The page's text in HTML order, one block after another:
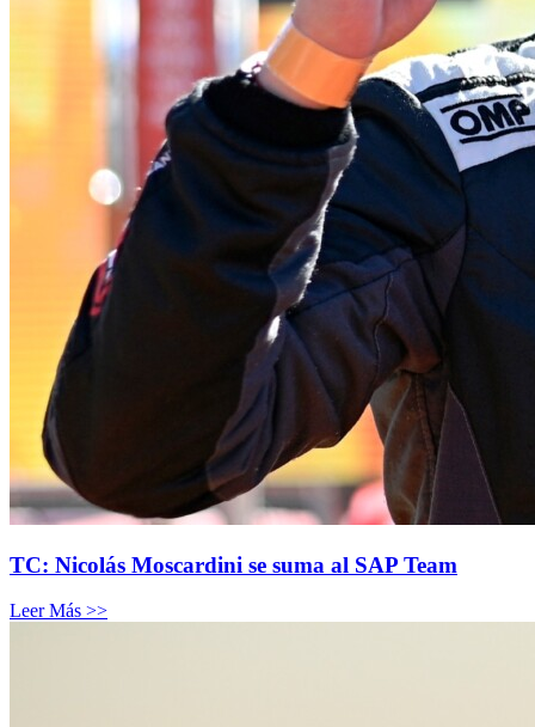
TC: Nicolás Moscardini se suma al SAP Team
Leer Más >>